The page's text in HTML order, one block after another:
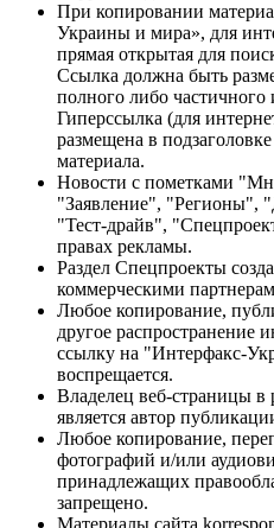
При копировании
Украины и мира», для
прямая открытая для
Ссылка должна быть
полного либо частичного
Гиперссылка (для
размещена в
материала.
Новости с пометками
"Заявление", "Регионы",
"Тест-драйв",
правах рекламы.
Раздел Спецпроекты
коммерческими
Любое копирование,
другое распространение
ссылку на "Интерфакс-
воспрещается.
Владелец веб-страницы в
является автор
Любое копирование,
фотографий и/или
принадлежащих
запрещено.
Материалы сайта